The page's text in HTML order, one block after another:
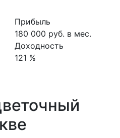
Прибыль
180 000 руб. в мес.
Доходность
121 %